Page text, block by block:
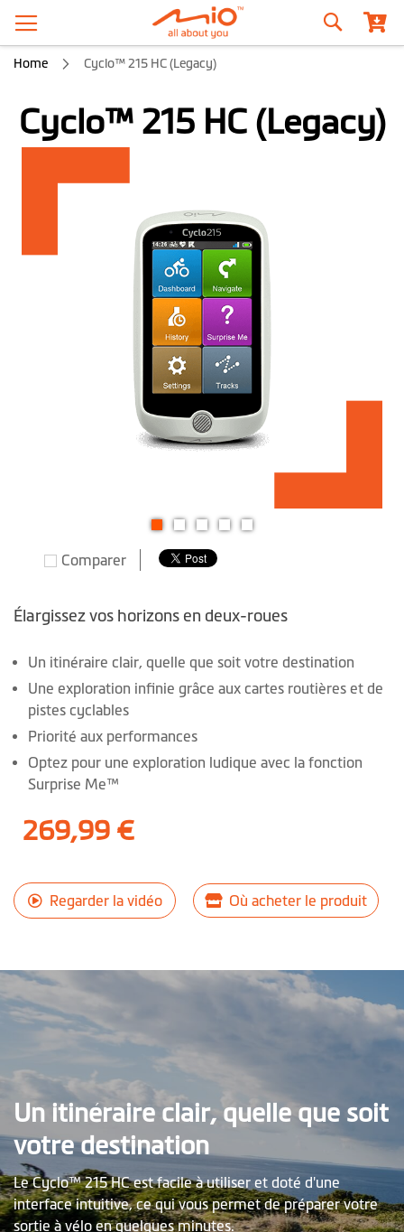
Home Cyclo™ 215 HC (Legacy)
Cyclo™ 215 HC (Legacy)
beginning
the
gallery
Comparer
Élargissez vos horizons en deux-roues
Un itinéraire clair, quelle que soit votre destination
Une exploration infinie grâce aux cartes routières et de
pistes cyclables
Priorité aux performances
Optez pour une exploration ludique avec la fonction
Surprise Me™
269,99 €
Regarder la vidéo Où acheter le produit
Un itinéraire clair, quelle que soit
votre destination
Le Cyclo™ 215 HC est facile à utiliser et doté d'une
interface intuitive, ce qui vous permet de préparer votre
sortie à vélo en quelques minutes.